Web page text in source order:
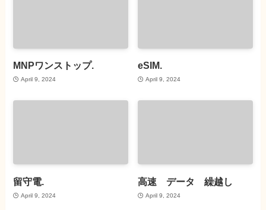
MNPワンストップ.
April 9, 2024
eSIM.
April 9, 2024
留守電.
April 9, 2024
高速 データ 繰越し
April 9, 2024